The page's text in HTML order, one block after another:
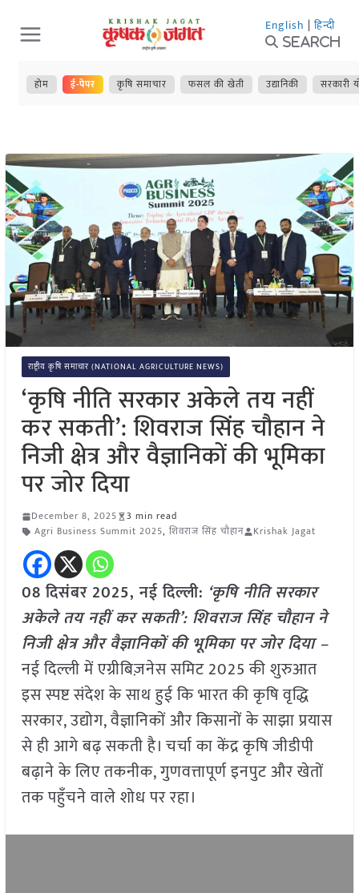
Skip
to
content
English | हिन्दी
Search
होम ई-पेपर कृषि समाचार फसल की खेती उद्यानिकी सरकारी
राष्ट्रीय कृषि समाचार (NATIONAL AGRICULTURE NEWS)
‘कृषि नीति सरकार अकेले तय नहीं
कर सकती’: शिवराज सिंह चौहान ने
निजी क्षेत्र और वैज्ञानिकों की भूमिका
पर जोर दिया
December 8, 2025
3 min read
Agri Business Summit 2025, शिवराज सिंह चौहान Krishak Jagat
08 दिसंबर 2025, नई दिल्ली: ‘कृषि नीति सरकार
अकेले तय नहीं कर सकती’: शिवराज सिंह चौहान ने
निजी क्षेत्र और वैज्ञानिकों की भूमिका पर जोर दिया –
नई दिल्ली में एग्रीबिज़नेस समिट 2025 की शुरुआत
इस स्पष्ट संदेश के साथ हुई कि भारत की कृषि वृद्धि
सरकार, उद्योग, वैज्ञानिकों और किसानों के साझा प्रयास
से ही आगे बढ़ सकती है। चर्चा का केंद्र कृषि जीडीपी
बढ़ाने के लिए तकनीक, गुणवत्तापूर्ण इनपुट और खेतों
तक पहुँचने वाले शोध पर रहा।